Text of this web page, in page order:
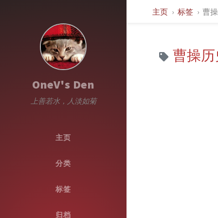
OneV's Den
上善若水，人淡如菊
主页
分类
标签
归档
主页 标签 曹
曹操